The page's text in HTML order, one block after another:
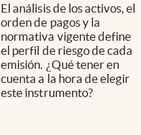
El análisis de los activos, el
orden de pagos y la
normativa vigente define
el perfil de riesgo de cada
emisión. ¿Qué tener en
cuenta a la hora de elegir
este instrumento?